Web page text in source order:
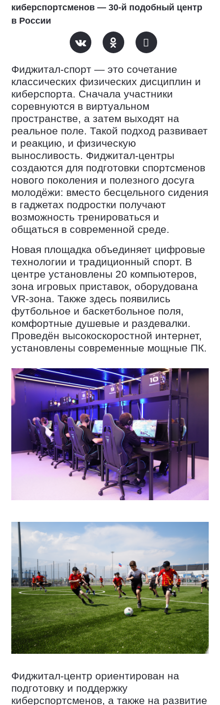
киберспортсменов — 30-й подобный центр
в России
Фиджитал-спорт — это сочетание
классических физических дисциплин и
киберспорта. Сначала участники
соревнуются в виртуальном
пространстве, а затем выходят на
реальное поле. Такой подход развивает
и реакцию, и физическую
выносливость. Фиджитал-центры
создаются для подготовки спортсменов
нового поколения и полезного досуга
молодёжи: вместо бесцельного сидения
в гаджетах подростки получают
возможность тренироваться и
общаться в современной среде.
Новая площадка объединяет цифровые
технологии и традиционный спорт. В
центре установлены 20 компьютеров,
зона игровых приставок, оборудована
VR-зона. Также здесь появились
футбольное и баскетбольное поля,
комфортные душевые и раздевалки.
Проведён высокоскоростной интернет,
установлены современные мощные ПК.
Фиджитал-центр ориентирован на
подготовку и поддержку
киберспортсменов, а также на развитие